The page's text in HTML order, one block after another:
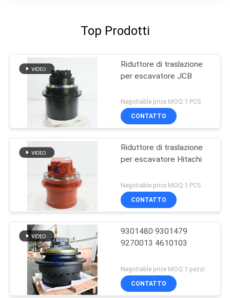
Top Prodotti
Riduttore di traslazione
per escavatore JCB
Negotiable price MOQ:1 PCS
CONTATTO
Riduttore di traslazione
per escavatore Hitachi
Negotiable price MOQ:1 PCS
CONTATTO
9301480 9301479
9270013 4610103
Negotiable price MOQ:1 pezzi
CONTATTO